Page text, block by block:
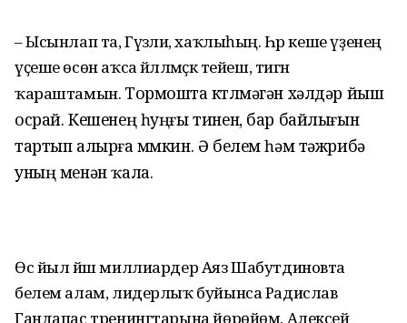
– Ысынлап та, Гүзәлиә, хаҡлыһың. Һәр кеше үҙенең
үҫеше өсөн аҡса йәлләмәҫкә тейеш, тигән
ҡараштамын. Тормошта көтөлмәгән хәлдәр йыш
осрай. Кешенең һуңғы тинен, бар байлығын
тартып алырға мөмкин. Ә белем һәм тәжрибә
уның менән ҡала.
Өс йыл йәш миллиардер Аяз Шабутдиновта
белем алам, лидерлыҡ буйынса Радислав
Гандапас тренингтарына йөрөйөм, Алексей